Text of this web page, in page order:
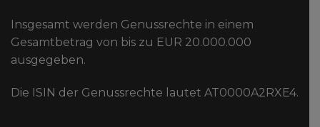
Insgesamt werden Genussrechte in einem
Gesamtbetrag von bis zu EUR 20.000.000
ausgegeben.
Die ISIN der Genussrechte lautet AT0000A2RXE4.